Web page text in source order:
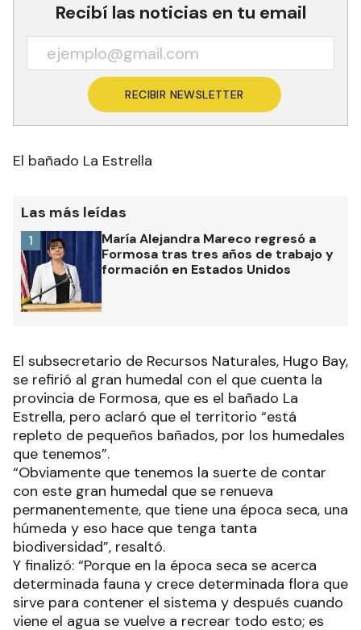
Recibí las noticias en tu email
RECIBIR NEWSLETTER
El bañado La Estrella
Las más leídas
María Alejandra Mareco regresó a
Formosa tras tres años de trabajo y
formación en Estados Unidos
1
El subsecretario de Recursos Naturales, Hugo Bay,
se refirió al gran humedal con el que cuenta la
provincia de Formosa, que es el bañado La
Estrella, pero aclaró que el territorio “está
repleto de pequeños bañados, por los humedales
que tenemos”.
“Obviamente que tenemos la suerte de contar
con este gran humedal que se renueva
permanentemente, que tiene una época seca, una
húmeda y eso hace que tenga tanta
biodiversidad”, resaltó.
Y finalizó: “Porque en la época seca se acerca
determinada fauna y crece determinada flora que
sirve para contener el sistema y después cuando
viene el agua se vuelve a recrear todo esto; es